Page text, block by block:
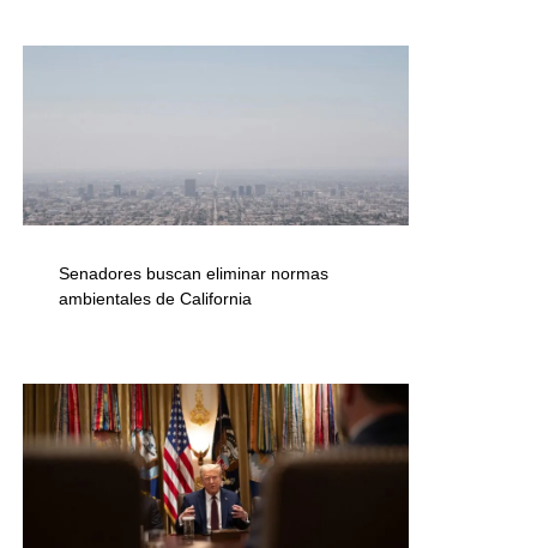
Senadores buscan eliminar normas
ambientales de California